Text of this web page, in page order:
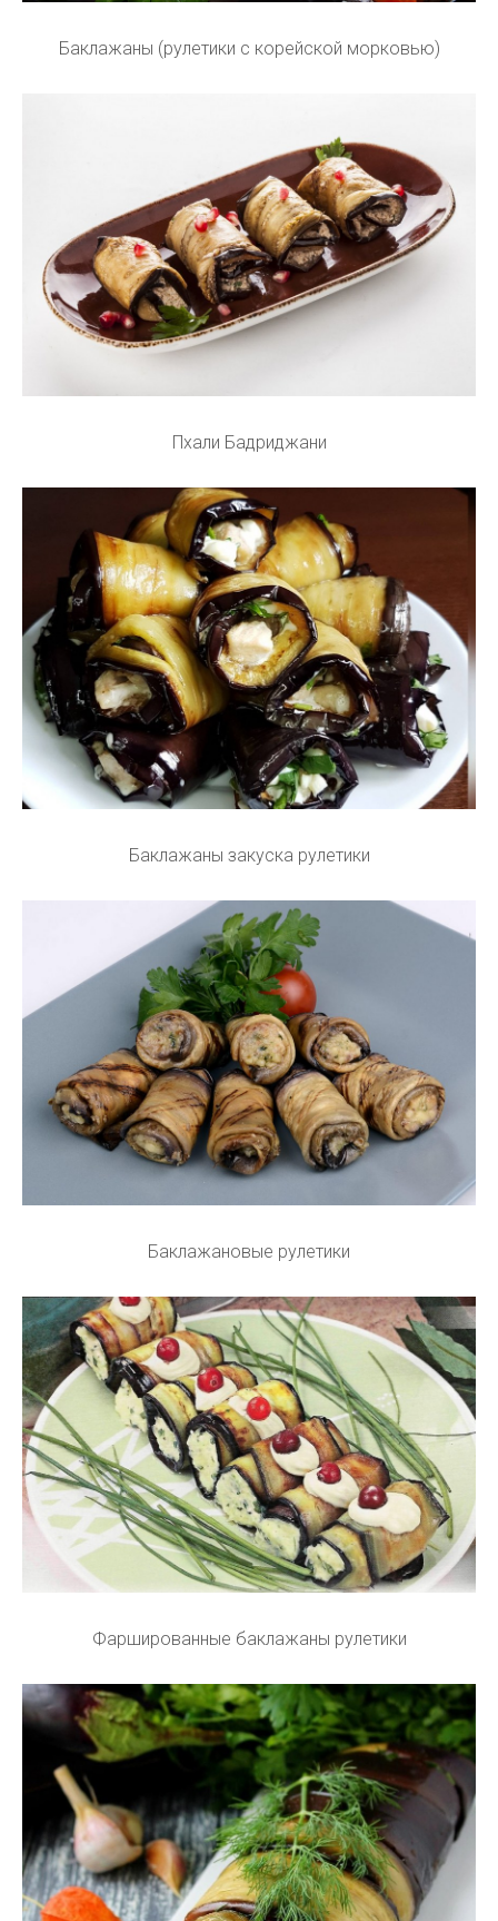
Баклажаны (рулетики с корейской морковью)
Пхали Бадриджани
Баклажаны закуска рулетики
Баклажановые рулетики
Фаршированные баклажаны рулетики